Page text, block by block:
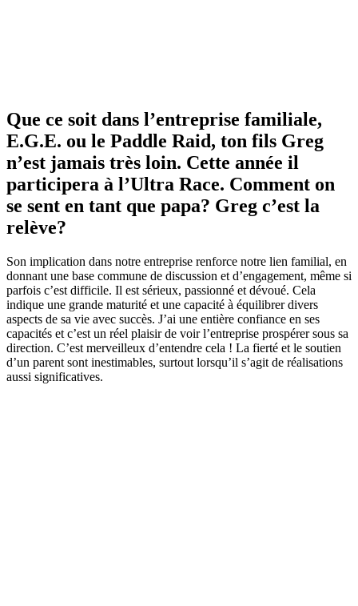
Que ce soit dans l’entreprise familiale,
E.G.E. ou le Paddle Raid, ton fils Greg
n’est jamais très loin. Cette année il
participera à l’Ultra Race. Comment on
se sent en tant que papa? Greg c’est la
relève?
Son implication dans notre entreprise renforce notre lien familial, en
donnant une base commune de discussion et d’engagement, même si
parfois c’est difficile. Il est sérieux, passionné et dévoué. Cela
indique une grande maturité et une capacité à équilibrer divers
aspects de sa vie avec succès. J’ai une entière confiance en ses
capacités et c’est un réel plaisir de voir l’entreprise prospérer sous sa
direction. C’est merveilleux d’entendre cela ! La fierté et le soutien
d’un parent sont inestimables, surtout lorsqu’il s’agit de réalisations
aussi significatives.